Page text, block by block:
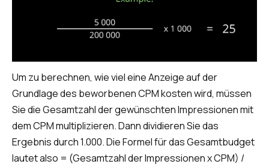
Um zu berechnen, wie viel eine Anzeige auf der
Grundlage des beworbenen CPM kosten wird, müssen
Sie die Gesamtzahl der gewünschten Impressionen mit
dem CPM multiplizieren. Dann dividieren Sie das
Ergebnis durch 1.000. Die Formel für das Gesamtbudget
lautet also = (Gesamtzahl der Impressionen x CPM) /